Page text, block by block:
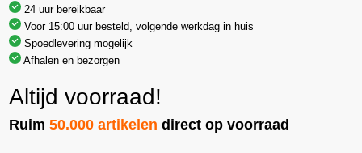
24 uur bereikbaar
Voor 15:00 uur besteld, volgende werkdag in huis
Spoedlevering mogelijk
Afhalen en bezorgen
Altijd voorraad!
Ruim50.000 artikelen direct op voorraad